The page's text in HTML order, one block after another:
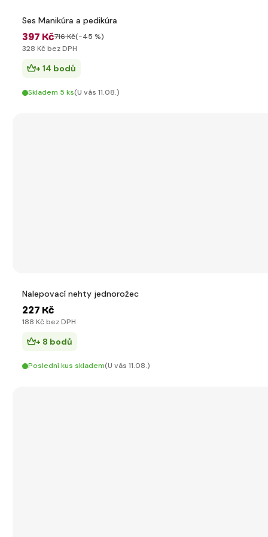
Ses Manikúra a pedikúra
397 Kč716 Kč(-45 %)
328 Kč bez DPH
+ 14 bodů
Skladem 5 ks(U vás 11.08.)
Nalepovací nehty jednorožec
227 Kč
188 Kč bez DPH
+ 8 bodů
Poslední kus skladem(U vás 11.08.)